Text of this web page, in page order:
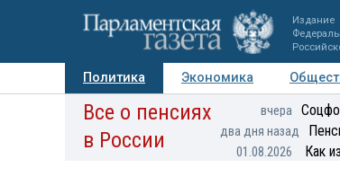
Издание
Политика Экономика
Авторы Персоны Мнения
Все о пенсиях
в России
вчера
два дня назад
01.08.2026 Как